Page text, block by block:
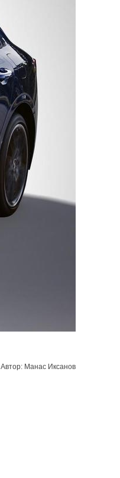
Автор: Манас Иксанов